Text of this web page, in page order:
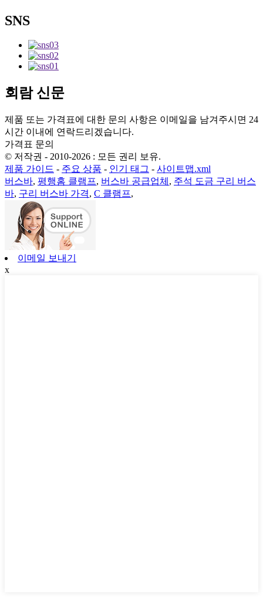
SNS
회람 신문
제품 또는 가격표에 대한 문의 사항은 이메일을 남겨주시면 24
시간 이내에 연락드리겠습니다.
가격표 문의
© 저작권 - 2010-2026 : 모든 권리 보유.
제품 가이드 - 주요 상품 - 인기 태그 - 사이트맵.xml
버스바, 평행홈 클램프, 버스바 공급업체 , 주석 도금 구리 버스
바, 구리 버스바 가격, C 클램프,
이메일 보내기
x